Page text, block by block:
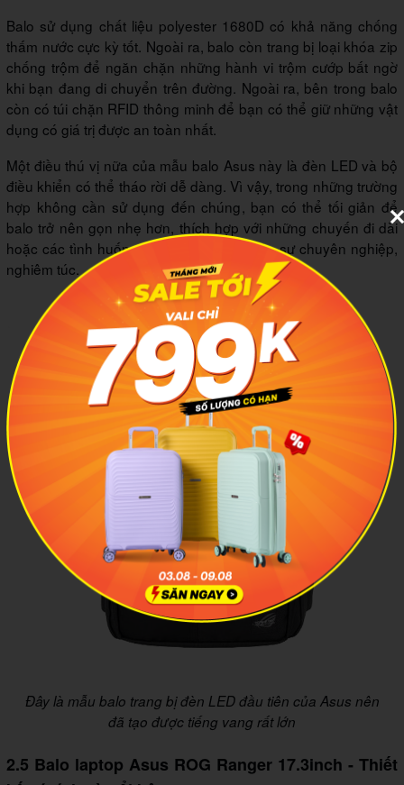
Balo sử dụng chất liệu polyester 1680D có khả năng chống
thấm nước cực kỳ tốt. Ngoài ra, balo còn trang bị loại khóa zip
chống trộm để ngăn chặn những hành vi trộm cướp bất ngờ
khi bạn đang di chuyển trên đường. Ngoài ra, bên trong balo
còn có túi chặn RFID thông minh để bạn có thể giữ những vật
dụng có giá trị được an toàn nhất.
Một điều thú vị nữa của mẫu balo Asus này là đèn LED và bộ
điều khiển có thể tháo rời dễ dàng. Vì vậy, trong những trường
hợp không cần sử dụng đến chúng, bạn có thể tối giản để
balo trở nên gọn nhẹ hơn, thích hợp với những chuyến đi dài
hoặc các tình huống đặc thù cần thể hiện sự chuyên nghiệp,
nghiêm túc.
Đây là mẫu balo trang bị đèn LED đầu tiên của Asus nên
đã tạo được tiếng vang rất lớn
2.5 Balo laptop Asus ROG Ranger 17.3inch - Thiết